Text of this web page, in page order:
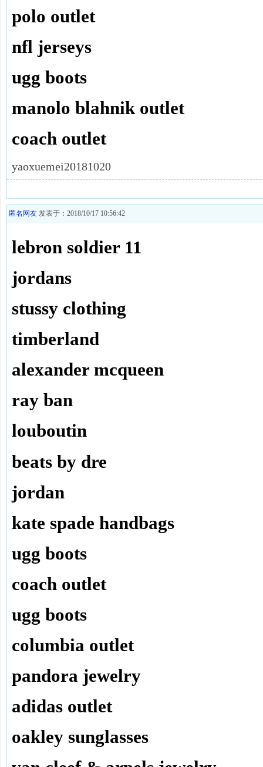
polo outlet
nfl jerseys
ugg boots
manolo blahnik outlet
coach outlet
yaoxuemei20181020
匿名网友 发表于：2018/10/17 10:56:42
lebron soldier 11
jordans
stussy clothing
timberland
alexander mcqueen
ray ban
louboutin
beats by dre
jordan
kate spade handbags
ugg boots
coach outlet
ugg boots
columbia outlet
pandora jewelry
adidas outlet
oakley sunglasses